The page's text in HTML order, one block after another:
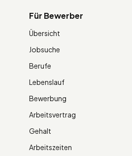
Für Bewerber
Übersicht
Jobsuche
Berufe
Lebenslauf
Bewerbung
Arbeitsvertrag
Gehalt
Arbeitszeiten